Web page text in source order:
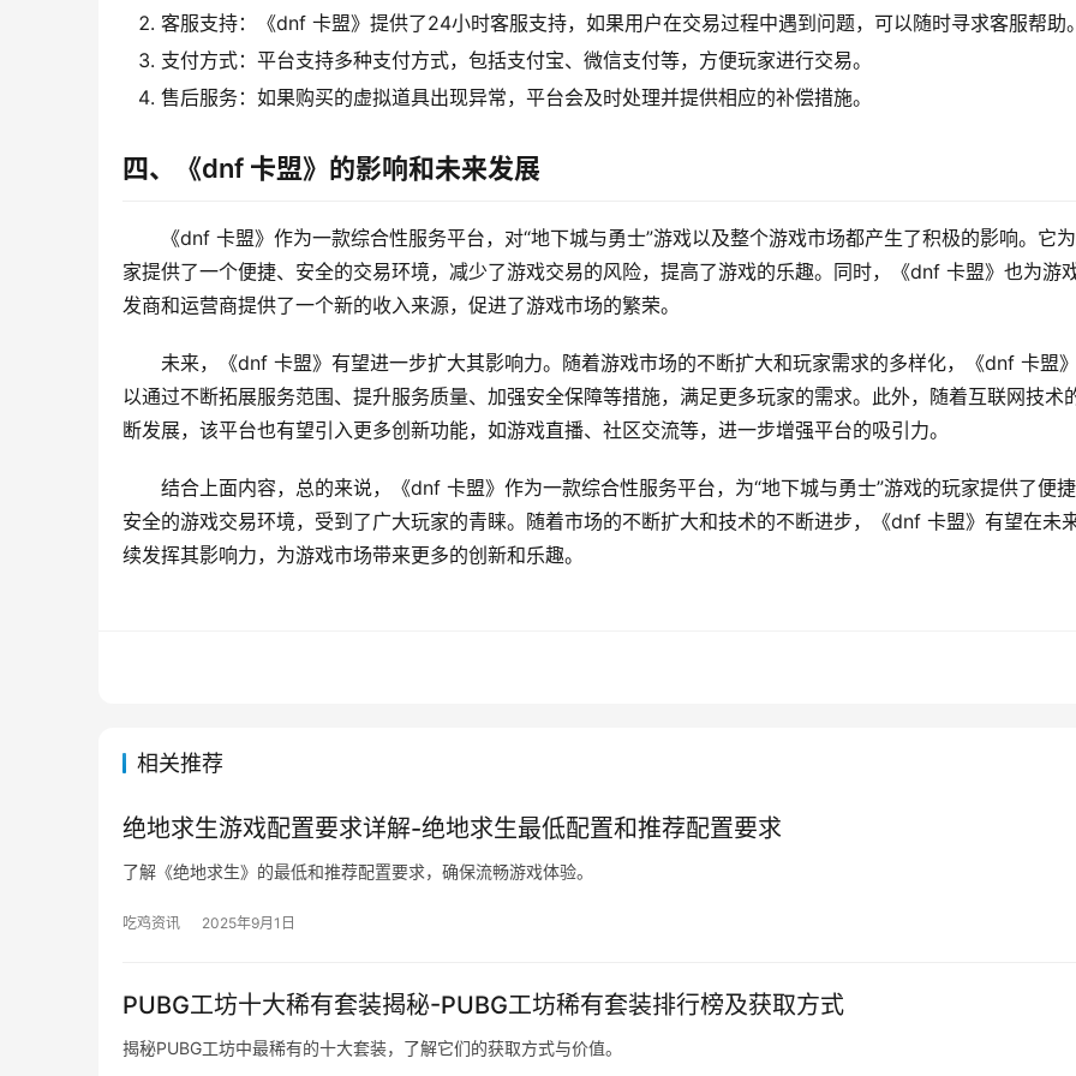
客服支持：《dnf 卡盟》提供了24小时客服支持，如果用户在交易过程中遇到问题，可以随时寻求客服帮助。
支付方式：平台支持多种支付方式，包括支付宝、微信支付等，方便玩家进行交易。
售后服务：如果购买的虚拟道具出现异常，平台会及时处理并提供相应的补偿措施。
四、《dnf 卡盟》的影响和未来发展
《dnf 卡盟》作为一款综合性服务平台，对“地下城与勇士”游戏以及整个游戏市场都产生了积极的影响。它
家提供了一个便捷、安全的交易环境，减少了游戏交易的风险，提高了游戏的乐趣。同时，《dnf 卡盟》也为游
发商和运营商提供了一个新的收入来源，促进了游戏市场的繁荣。
未来，《dnf 卡盟》有望进一步扩大其影响力。随着游戏市场的不断扩大和玩家需求的多样化，《dnf 卡盟
以通过不断拓展服务范围、提升服务质量、加强安全保障等措施，满足更多玩家的需求。此外，随着互联网技术
断发展，该平台也有望引入更多创新功能，如游戏直播、社区交流等，进一步增强平台的吸引力。
结合上面内容，总的来说，《dnf 卡盟》作为一款综合性服务平台，为“地下城与勇士”游戏的玩家提供了便捷
安全的游戏交易环境，受到了广大玩家的青睐。随着市场的不断扩大和技术的不断进步，《dnf 卡盟》有望在未
续发挥其影响力，为游戏市场带来更多的创新和乐趣。
相关推荐
绝地求生游戏配置要求详解-绝地求生最低配置和推荐配置要求
了解《绝地求生》的最低和推荐配置要求，确保流畅游戏体验。
吃鸡资讯 2025年9月1日
PUBG工坊十大稀有套装揭秘-PUBG工坊稀有套装排行榜及获取方式
揭秘PUBG工坊中最稀有的十大套装，了解它们的获取方式与价值。